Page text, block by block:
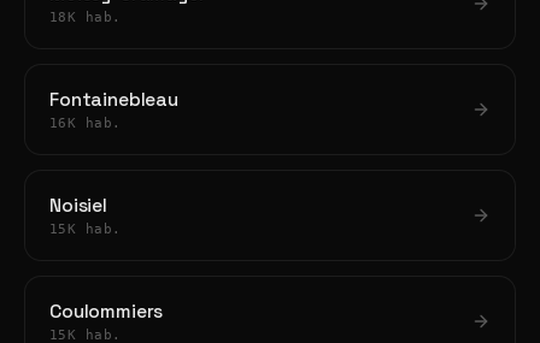
18K hab.
Fontainebleau
16K hab.
Noisiel
15K hab.
Coulommiers
15K hab.